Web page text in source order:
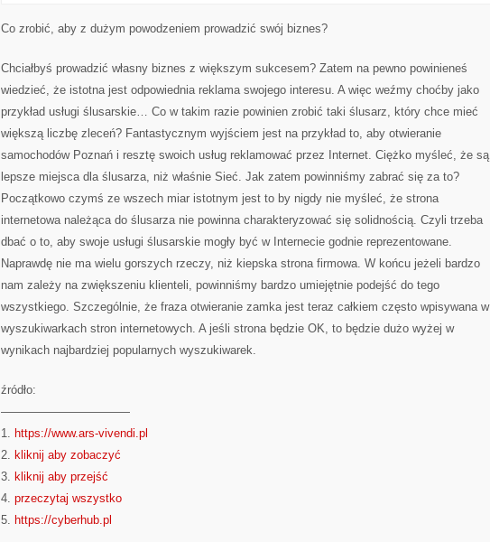
INTERES?
Co zrobić, aby z dużym powodzeniem prowadzić swój biznes?
Chciałbyś prowadzić własny biznes z większym sukcesem? Zatem na pewno powinieneś
wiedzieć, że istotna jest odpowiednia reklama swojego interesu. A więc weźmy choćby jako
przykład usługi ślusarskie… Co w takim razie powinien zrobić taki ślusarz, który chce mieć
większą liczbę zleceń? Fantastycznym wyjściem jest na przykład to, aby otwieranie
samochodów Poznań i resztę swoich usług reklamować przez Internet. Ciężko myśleć, że są
lepsze miejsca dla ślusarza, niż właśnie Sieć. Jak zatem powinniśmy zabrać się za to?
Początkowo czymś ze wszech miar istotnym jest to by nigdy nie myśleć, że strona
internetowa należąca do ślusarza nie powinna charakteryzować się solidnością. Czyli trzeba
dbać o to, aby swoje usługi ślusarskie mogły być w Internecie godnie reprezentowane.
Naprawdę nie ma wielu gorszych rzeczy, niż kiepska strona firmowa. W końcu jeżeli bardzo
nam zależy na zwiększeniu klienteli, powinniśmy bardzo umiejętnie podejść do tego
wszystkiego. Szczególnie, że fraza otwieranie zamka jest teraz całkiem często wpisywana w
wyszukiwarkach stron internetowych. A jeśli strona będzie OK, to będzie dużo wyżej w
wynikach najbardziej popularnych wyszukiwarek.
źródło:
———————————
1. https://www.ars-vivendi.pl
2. kliknij aby zobaczyć
3. kliknij aby przejść
4. przeczytaj wszystko
5. https://cyberhub.pl